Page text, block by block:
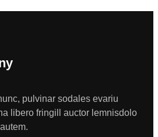
pulvinar sodales evariu
libero fringill auctor lemnisdolo